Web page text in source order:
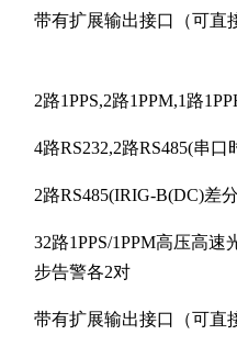
带有扩展输出接口（可直
2路1PPS,2路1PPM,1路
4路RS232,2路RS485(串口
2路RS485(IRIG-B(DC)差
32路1PPS/1PPM高压高
步告警各2对
带有扩展输出接口（可直